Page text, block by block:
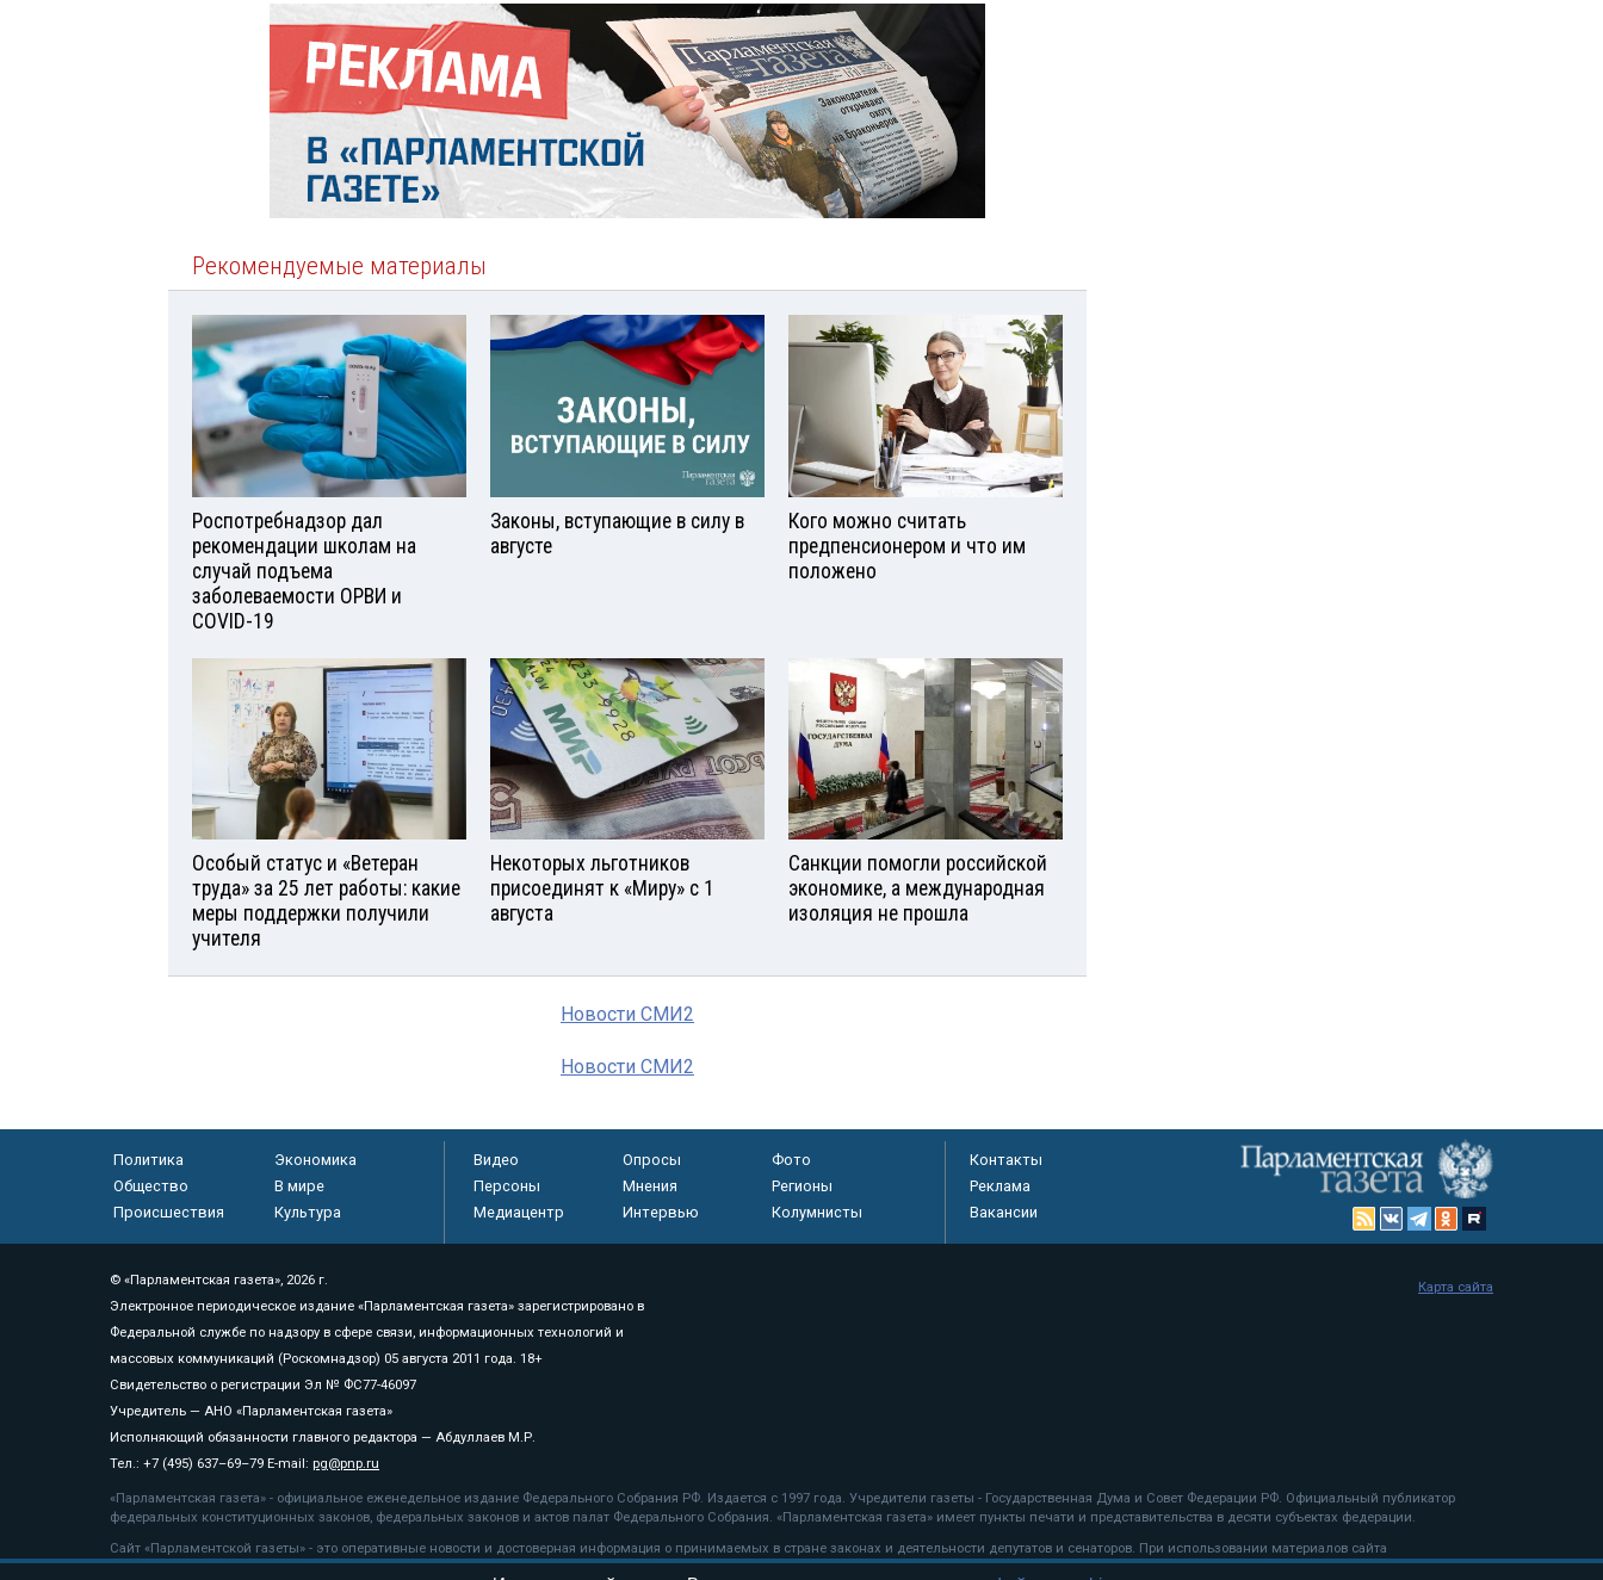
Рекомендуемые материалы
Роспотребнадзор дал
рекомендации школам на
случай подъема
заболеваемости ОРВИ и
COVID-19
Законы, вступающие в силу в
августе
Кого можно считать
предпенсионером и что им
положено
Особый статус и «Ветеран
труда» за 25 лет работы: какие
меры поддержки получили
учителя
Некоторых льготников
присоединят к «Миру» с 1
августа
Санкции помогли российской
экономике, а международная
изоляция не прошла
Новости СМИ2
Новости СМИ2
Политика
Экономика
Общество
В мире
Происшествия
Культура
Видео Опросы
Фото
Персоны
Мнения
Регионы
Медиацентр
Интервью Колумнисты
Контакты
Реклама
Вакансии
© «Парламентская газета», 2026 г.
Электронное периодическое издание «Парламентская газета» зарегистрировано в
Федеральной службе по надзору в сфере связи, информационных технологий и
массовых коммуникаций (Роскомнадзор) 05 августа 2011 года. 18+
Свидетельство о регистрации Эл № ФС77-46097
Учредитель — АНО «Парламентская газета»
Исполняющий обязанности главного редактора — Абдуллаев М.Р.
Тел.: +7 (495) 637–69–79 E-mail: pg@pnp.ru
«Парламентская газета» - официальное еженедельное издание Федерального Собрания РФ. Издается с 1997 года. Учредители газеты - Государственная Дума и Совет Федерации РФ. Официальный публикатор
федеральных конституционных законов, федеральных законов и актов палат Федерального Собрания. «Парламентская газета» имеет пункты печати и представительства в десяти субъектах федерации.
Сайт «Парламентской газеты» - это оперативные новости и достоверная информация о принимаемых в стране законах и деятельности депутатов и сенаторов. При использовании материалов сайта
«Парламентской газеты» активная ссылка на pnp.ru обязательна.
Карта сайта